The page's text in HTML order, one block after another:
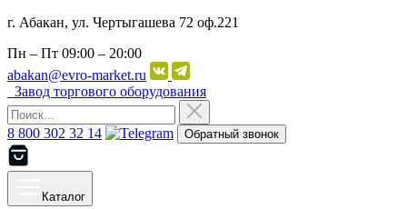
г. Абакан, ул. Чертыгашева 72 оф.221
Пн – Пт 09:00 – 20:00
abakan@evro-market.ru
Завод торгового оборудования
8 800 302 32 14 Обратный звонок
Каталог